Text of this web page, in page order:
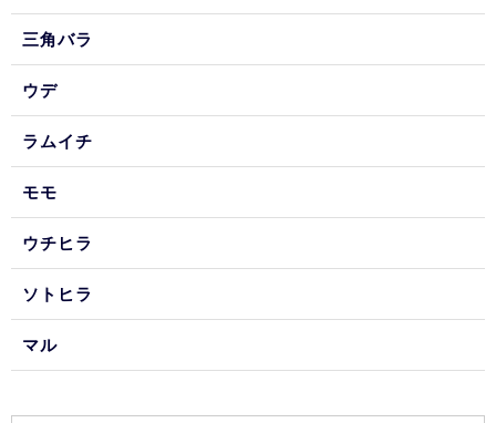
三角バラ
ウデ
ラムイチ
モモ
ウチヒラ
ソトヒラ
マル